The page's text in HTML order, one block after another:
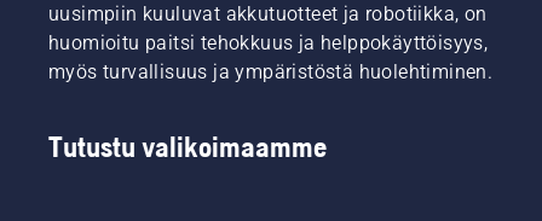
uusimpiin kuuluvat akkutuotteet ja robotiikka, on
huomioitu paitsi tehokkuus ja helppokäyttöisyys,
myös turvallisuus ja ympäristöstä huolehtiminen.
Tutustu valikoimaamme